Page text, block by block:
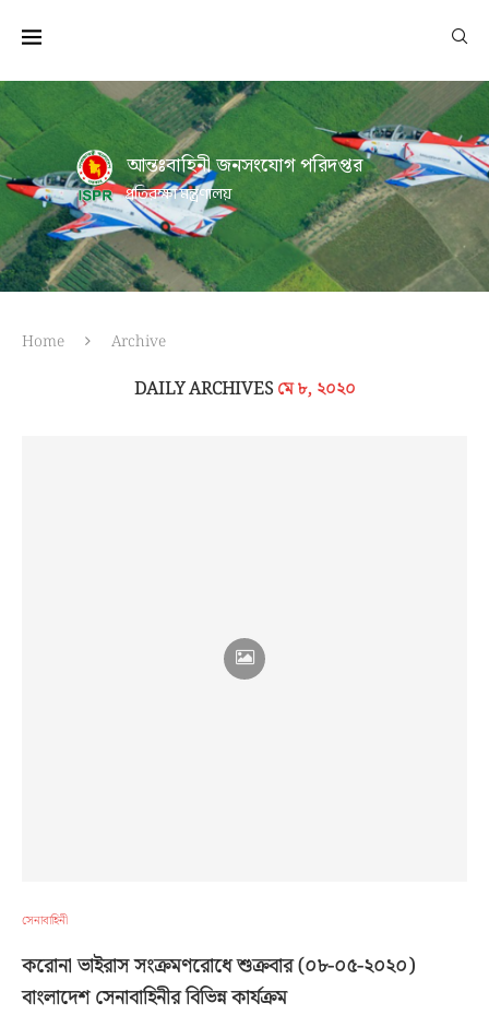
আন্তঃবাহিনী জনসংযোগ পরিদপ্তর
প্রতিরক্ষা মন্ত্রণালয়
Home Archive
DAILY ARCHIVES মে ৮, ২০২০
সেনাবাহিনী
করোনা ভাইরাস সংক্রমণরোধে শুক্রবার (০৮-০৫-২০২০)
বাংলাদেশ সেনাবাহিনীর বিভিন্ন কার্যক্রম